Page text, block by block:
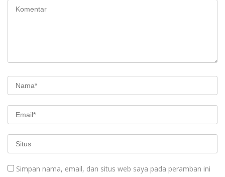
Simpan nama, email, dan situs web saya pada peramban ini